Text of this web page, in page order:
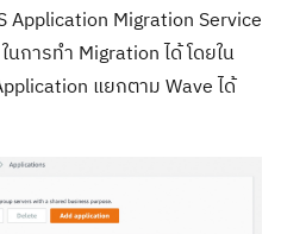
Application Migration Service
การทำ Migration ได้ โดยใน
แยกตาม Wave ได้